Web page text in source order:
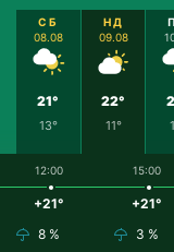
СБ
08.08
21°
13°
НД
09.08
22°
11°
12:00
+21°
8 %
15:00
+21°
3 %